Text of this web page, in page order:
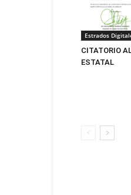
Estrados
CITATORIO
ESTATAL